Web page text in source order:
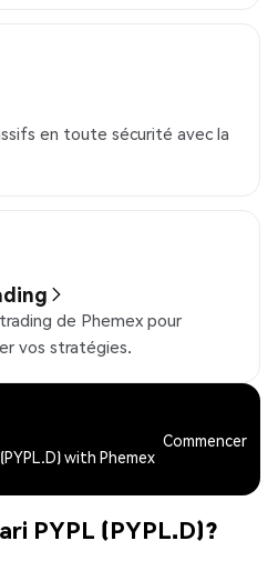
en toute sécurité avec la
de Phemex pour
vos stratégies.
with Phemex
Commencer
PYPL (PYPL.D)?